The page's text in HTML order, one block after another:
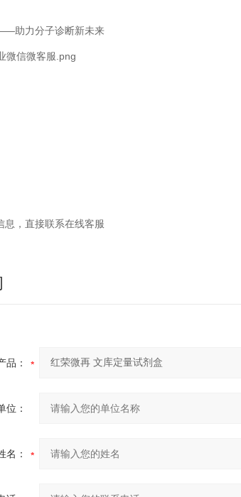
助力分子诊断新未来
息，直接联系在线客服
品：
位：
名：